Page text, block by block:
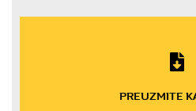
PREUZMITE